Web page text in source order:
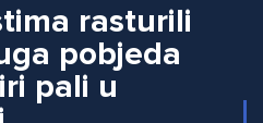
rasturili
pobjeda
pali u